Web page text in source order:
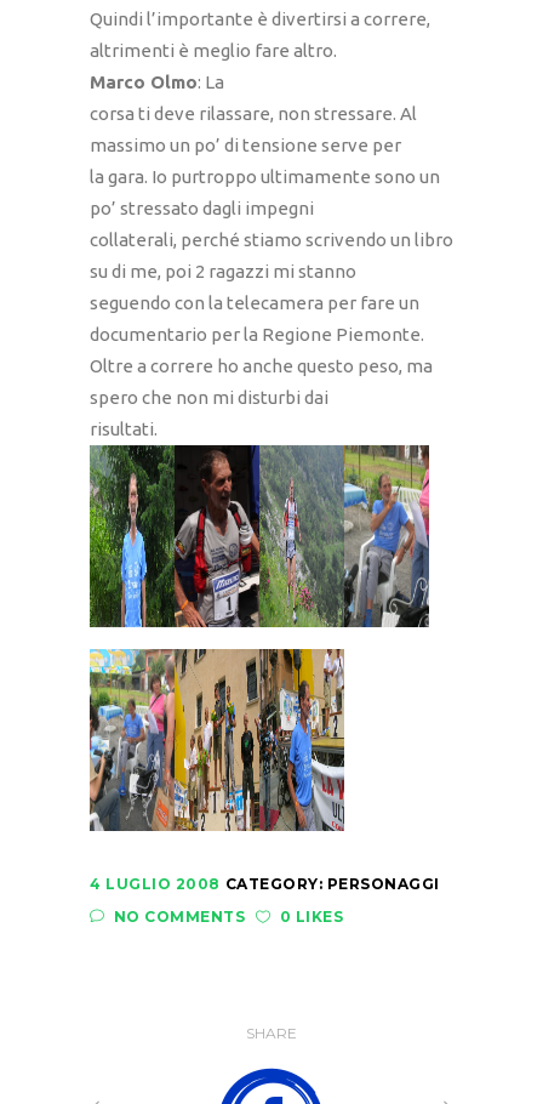
Quindi l’importante è divertirsi a correre,
altrimenti è meglio fare altro.
Marco Olmo: La
corsa ti deve rilassare, non stressare. Al
massimo un po’ di tensione serve per
la gara. Io purtroppo ultimamente sono un
po’ stressato dagli impegni
collaterali, perché stiamo scrivendo un libro
su di me, poi 2 ragazzi mi stanno
seguendo con la telecamera per fare un
documentario per la Regione Piemonte.
Oltre a correre ho anche questo peso, ma
spero che non mi disturbi dai
risultati.
4 LUGLIO 2008 CATEGORY: PERSONAGGI
NO COMMENTS
0 LIKES
SHARE